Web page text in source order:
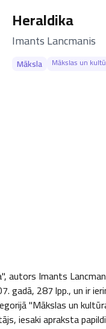
Heraldika
–
Imants Lancmanis
Māksla Mākslas un
autors Imants
gadā, 287 lpp., un ir
"Mākslas un
iesaki apraksta